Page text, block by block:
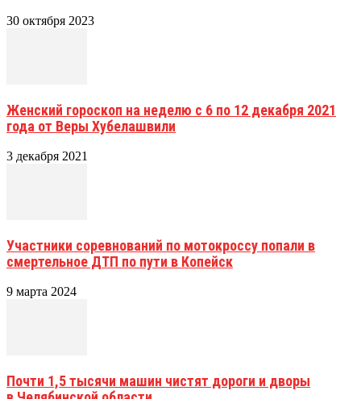
30 октября 2023
Женский гороскоп на неделю с 6 по 12 декабря 2021
года от Веры Хубелашвили
3 декабря 2021
Участники соревнований по мотокроссу попали в
смертельное ДТП по пути в Копейск
9 марта 2024
Почти 1,5 тысячи машин чистят дороги и дворы